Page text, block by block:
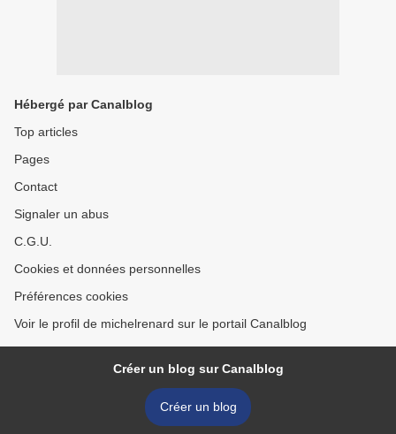
Hébergé par Canalblog
Top articles
Pages
Contact
Signaler un abus
C.G.U.
Cookies et données personnelles
Préférences cookies
Voir le profil de michelrenard sur le portail Canalblog
Créer un blog sur Canalblog
Créer un blog